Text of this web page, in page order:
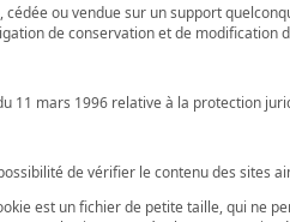
ou vendue sur un support
de conservation et de modification
11 mars 1996 relative à la protection
de vérifier le contenu des sites
est un fichier de petite taille, qui ne